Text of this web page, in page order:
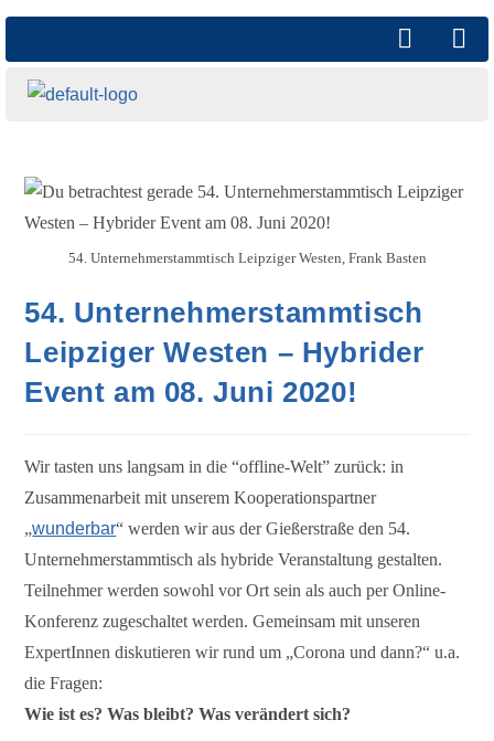
54. Unternehmerstammtisch Leipziger Westen, Frank Basten
54. Unternehmerstammtisch
Leipziger Westen – Hybrider
Event am 08. Juni 2020!
Wir tasten uns langsam in die “offline-Welt” zurück: in
Zusammenarbeit mit unserem Kooperationspartner
„wunderbar“ werden wir aus der Gießerstraße den 54.
Unternehmerstammtisch als hybride Veranstaltung gestalten.
Teilnehmer werden sowohl vor Ort sein als auch per Online-
Konferenz zugeschaltet werden. Gemeinsam mit unseren
ExpertInnen diskutieren wir rund um „Corona und dann?“ u.a.
die Fragen:
Wie ist es? Was bleibt? Was verändert sich?